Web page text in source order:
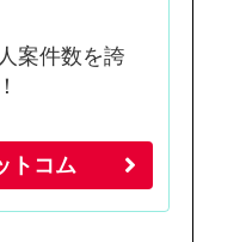
案件数を誇
トコム